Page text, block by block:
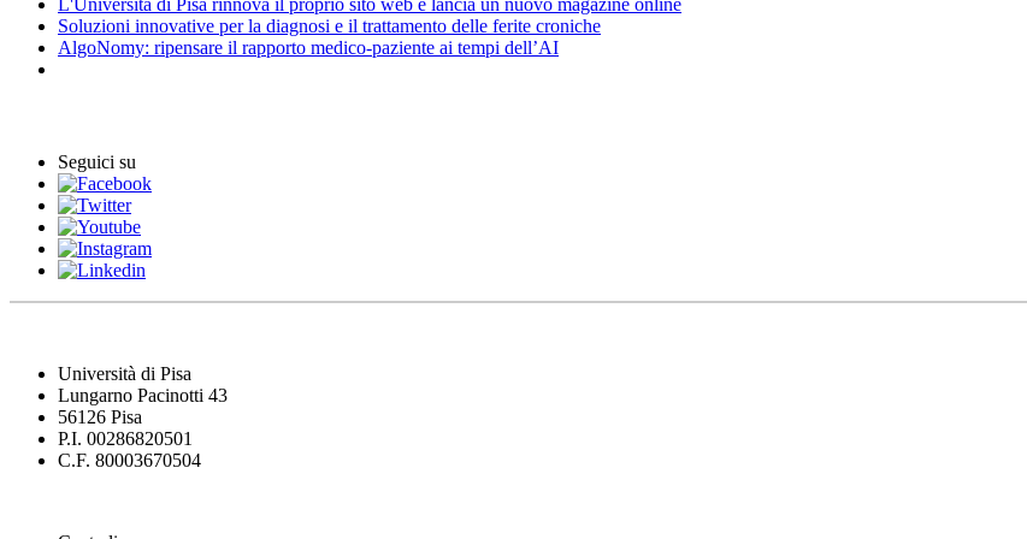
Soluzioni innovative per la diagnosi e il trattamento delle ferite croniche
AlgoNomy: ripensare il rapporto medico-paziente ai tempi dell’AI
Seguici su
Università di Pisa
Lungarno Pacinotti 43
56126 Pisa
P.I. 00286820501
C.F. 80003670504